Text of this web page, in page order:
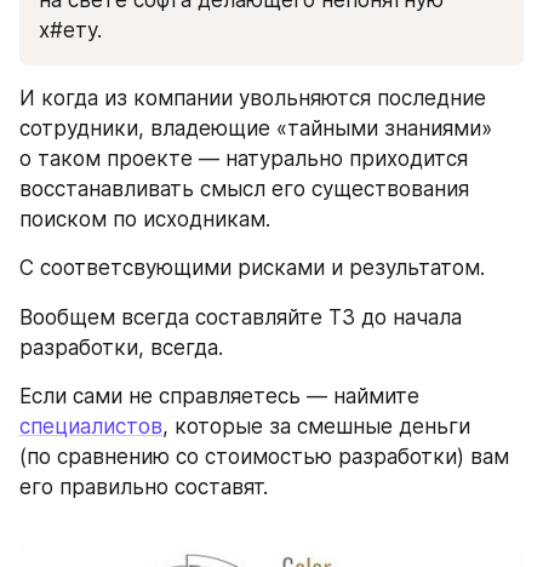
х#ету.
И когда из компании увольняются последние
сотрудники, владеющие «тайными знаниями»
о таком проекте — натурально приходится
восстанавливать смысл его существования
поиском по исходникам.
С соответсвующими рисками и результатом.
Вообщем всегда составляйте ТЗ до начала
разработки, всегда.
специалистов, которые за смешные деньги
(по сравнению со стоимостью разработки) вам
его правильно составят.